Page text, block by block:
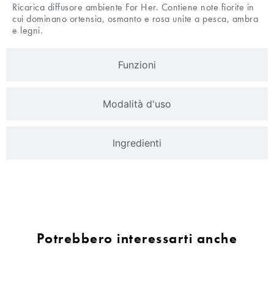
Funzioni
Modalità d'uso
Ingredienti
Ricarica diffusore ambiente For Her. Contiene note fiorite in
cui dominano ortensia, osmanto e rosa unite a pesca, ambra
e legni.
Potrebbero interessarti anche